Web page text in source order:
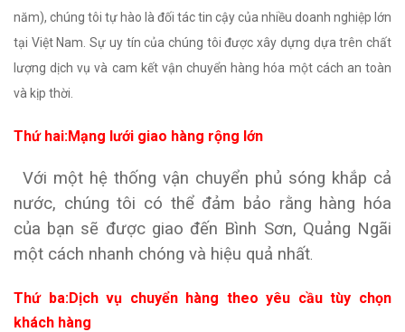
năm), chúng tôi tự hào là đối tác tin cậy của nhiều doanh nghiệp lớn
tại Việt Nam. Sự uy tín của chúng tôi được xây dựng dựa trên chất
lượng dịch vụ và cam kết vận chuyển hàng hóa một cách an toàn
và kịp thời.
Thứ hai:Mạng lưới giao hàng rộng lớn
Với một hệ thống vận chuyển phủ sóng khắp cả
nước, chúng tôi có thể đảm bảo rằng hàng hóa
của bạn sẽ được giao đến Bình Sơn, Quảng Ngãi
một cách nhanh chóng và hiệu quả nhất
Thứ ba:Dịch vụ chuyển hàng theo yêu cầu tùy chọn
khách hàng